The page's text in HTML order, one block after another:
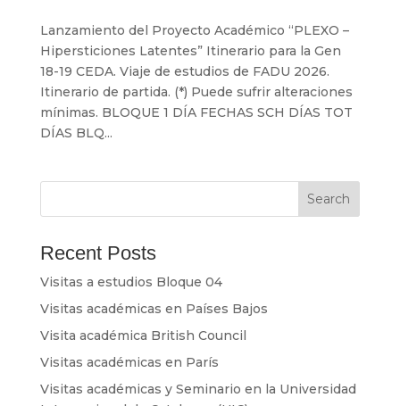
Lanzamiento del Proyecto Académico “PLEXO –
Hipersticiones Latentes” Itinerario para la Gen
18-19 CEDA. Viaje de estudios de FADU 2026.
Itinerario de partida. (*) Puede sufrir alteraciones
mínimas. BLOQUE 1 DÍA FECHAS SCH DÍAS TOT
DÍAS BLQ...
Search
Recent Posts
Visitas a estudios Bloque 04
Visitas académicas en Países Bajos
Visita académica British Council
Visitas académicas en París
Visitas académicas y Seminario en la Universidad